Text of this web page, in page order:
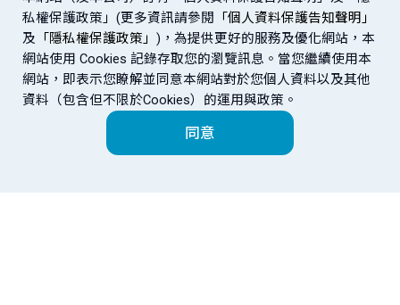
私權保護政策」(更多資訊請參閱 「個人資料保護告知聲明」
及 「隱私權保護政策」)，為提供更好的服務及優化網站，本
網站使用 Cookies 記錄存取您的瀏覽訊息。當您繼續使用本
網站，即表示您瞭解並同意本網站對於您個人資料以及其他
資料（包含但不限於Cookies）的運用與政策。
同意